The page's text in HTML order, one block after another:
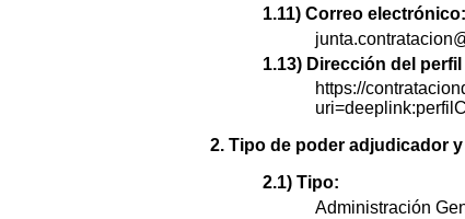
1.11) Correo electrónico:
1.13) Dirección del
https://
2. Tipo de poder adjudicador
2.1) Tipo:
Administración